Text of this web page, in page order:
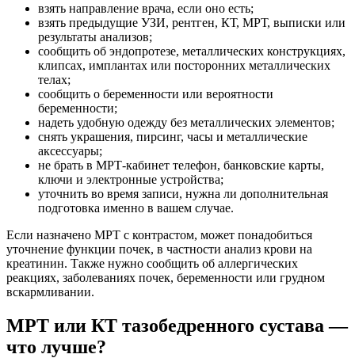
взять направление врача, если оно есть;
взять предыдущие УЗИ, рентген, КТ, МРТ, выписки или
результаты анализов;
сообщить об эндопротезе, металлических конструкциях,
клипсах, имплантах или посторонних металлических
телах;
сообщить о беременности или вероятности
беременности;
надеть удобную одежду без металлических элементов;
снять украшения, пирсинг, часы и металлические
аксессуары;
не брать в МРТ-кабинет телефон, банковские карты,
ключи и электронные устройства;
уточнить во время записи, нужна ли дополнительная
подготовка именно в вашем случае.
Если назначено МРТ с контрастом, может понадобиться
уточнение функции почек, в частности анализ крови на
креатинин. Также нужно сообщить об аллергических
реакциях, заболеваниях почек, беременности или грудном
вскармливании.
МРТ или КТ тазобедренного сустава —
что лучше?